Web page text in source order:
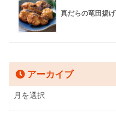
真だらの竜田揚げ
アーカイブ